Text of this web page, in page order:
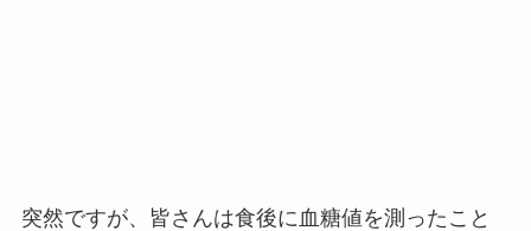
突然ですが、皆さんは食後に血糖値を測ったこと